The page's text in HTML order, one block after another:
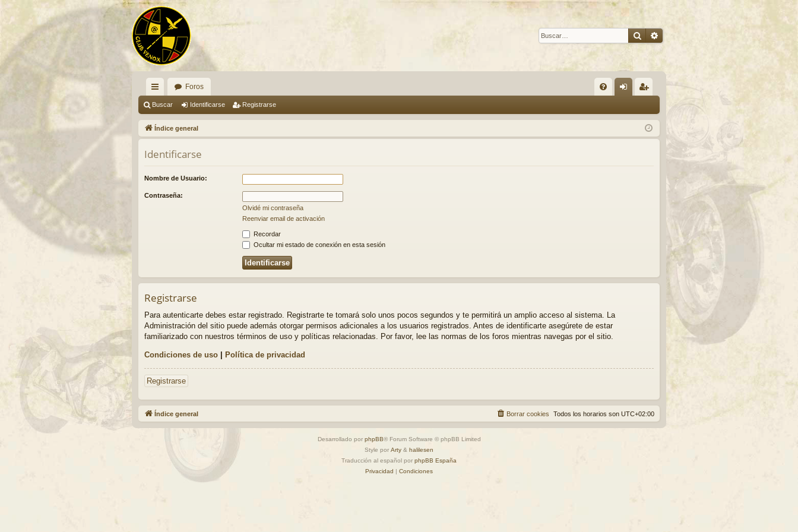
BuscarBúsqueda avanzada
nl
ac
es
rá
pi
do
Foros
Q nti
fic
ist
ra
Buscar Identificarse Registrarse
Índice general
Identificarse
Nombre de Usuario:
Contraseña:
Olvidé mi contraseña
Reenviar email de activación
Recordar
Ocultar mi estado de conexión en esta sesión
Registrarse
Para autenticarte debes estar registrado. Registrarte te tomará solo unos pocos segundos y te permitirá un amplio acceso al sistema. La
Administración del sitio puede además otorgar permisos adicionales a los usuarios registrados. Antes de identificarte asegúrete de estar
familiarizado con nuestros términos de uso y políticas relacionadas. Por favor, lee las normas de los foros mientras navegas por el sitio.
Condiciones de uso | Política de privacidad
Registrarse
Índice general Todos los horarios son UTC+02:00
Borrar cookies
Desarrollado por phpBB® Forum Software © phpBB Limited
Style por Arty & halilesen
Traducción al español por phpBB España
Privacidad | Condiciones